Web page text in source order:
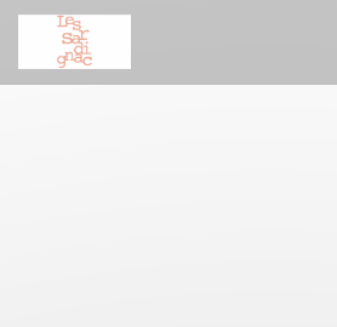
クッキー利用の管理について